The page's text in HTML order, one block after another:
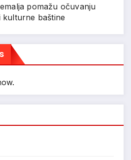
pomažu očuvanju
baštine